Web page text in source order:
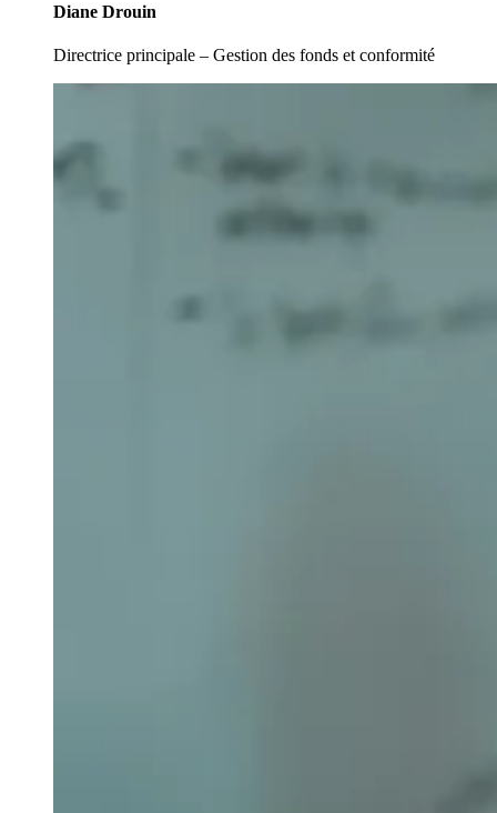
Diane Drouin
Directrice principale – Gestion des fonds et conformité